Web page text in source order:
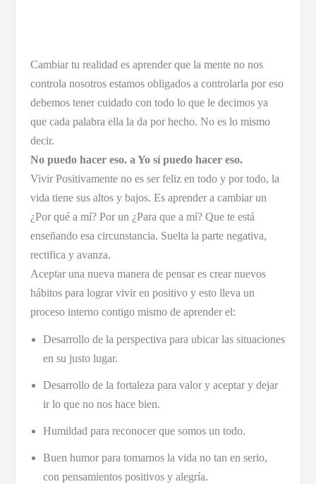
Cambiar tu realidad es aprender que la mente no nos
controla nosotros estamos obligados a controlarla por eso
debemos tener cuidado con todo lo que le decimos ya
que cada palabra ella la da por hecho. No es lo mismo
decir.
No puedo hacer eso. a Yo sí puedo hacer eso.
Vivir Positivamente no es ser feliz en todo y por todo, la
vida tiene sus altos y bajos. Es aprender a cambiar un
¿Por qué a mí? Por un ¿Para que a mí? Que te está
enseñando esa circunstancia. Suelta la parte negativa,
rectifica y avanza.
Aceptar una nueva manera de pensar es crear nuevos
hábitos para lograr vivir en positivo y esto lleva un
proceso interno contigo mismo de aprender el:
Desarrollo de la perspectiva para ubicar las situaciones
en su justo lugar.
Desarrollo de la fortaleza para valor y aceptar y dejar
ir lo que no nos hace bien.
Humildad para reconocer que somos un todo.
Buen humor para tomarnos la vida no tan en serio,
con pensamientos positivos y alegría.